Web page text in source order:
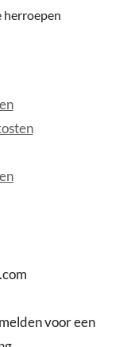
herroepen
voor een